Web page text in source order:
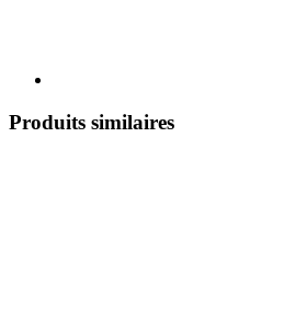
Produits similaires